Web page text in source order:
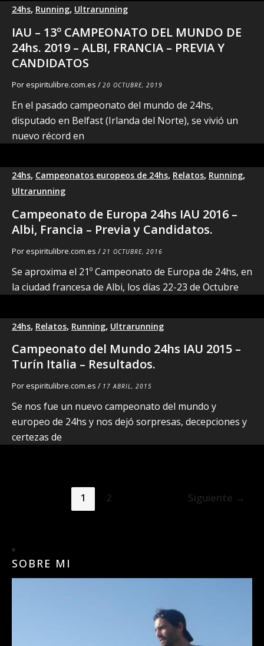
24hs, Running, Ultrarunning
IAU – 13º CAMPEONATO DEL MUNDO DE
24hs. 2019 – ALBI, FRANCIA – PREVIA Y
CANDIDATOS
Porespiritulibre.com.es / 20 OCTUBRE, 2019
En el pasado campeonato del mundo de 24hs,
disputado en Belfast (Irlanda del Norte), se vivió un
nuevo récord en
24hs, Campeonatos europeos de 24hs, Relatos, Running,
Ultrarunning
Campeonato de Europa 24hs IAU 2016 –
Albi, Francia – Previa y Candidatos.
Porespiritulibre.com.es / 21 OCTUBRE, 2016
Se aproxima el 21º Campeonato de Europa de 24hs, en
la ciudad francesa de Albi, los días 22-23 de Octubre
24hs, Relatos, Running, Ultrarunning
Campeonato del Mundo 24hs IAU 2015 –
Turín Italia – Resultados.
Porespiritulibre.com.es / 17 ABRIL, 2015
Se nos fue un nuevo campeonato del mundo y
europeo de 24hs y nos dejó sorpresas, decepciones y
certezas de
1 2 Siguiente →
SOBRE MI